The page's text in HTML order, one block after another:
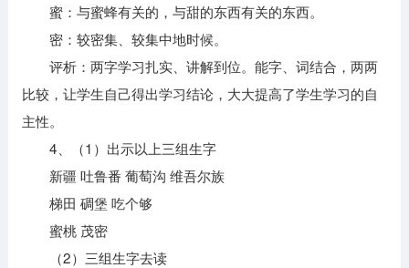
蜜：与蜜蜂有关的，与甜的东西有关的东西。
密：较密集、较集中地时候。
评析：两字学习扎实、讲解到位。能字、词结合，两两
比较，让学生自己得出学习结论，大大提高了学生学习的自
主性。
4、（1）出示以上三组生字
新疆 吐鲁番 葡萄沟 维吾尔族
梯田 碉堡 吃个够
蜜桃 茂密
（2）三组生字去读